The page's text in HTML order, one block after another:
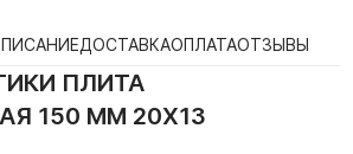
ДОСТАВКАОПЛАТАОТЗЫВЫ
ПЛИТА
150 ММ 20Х13